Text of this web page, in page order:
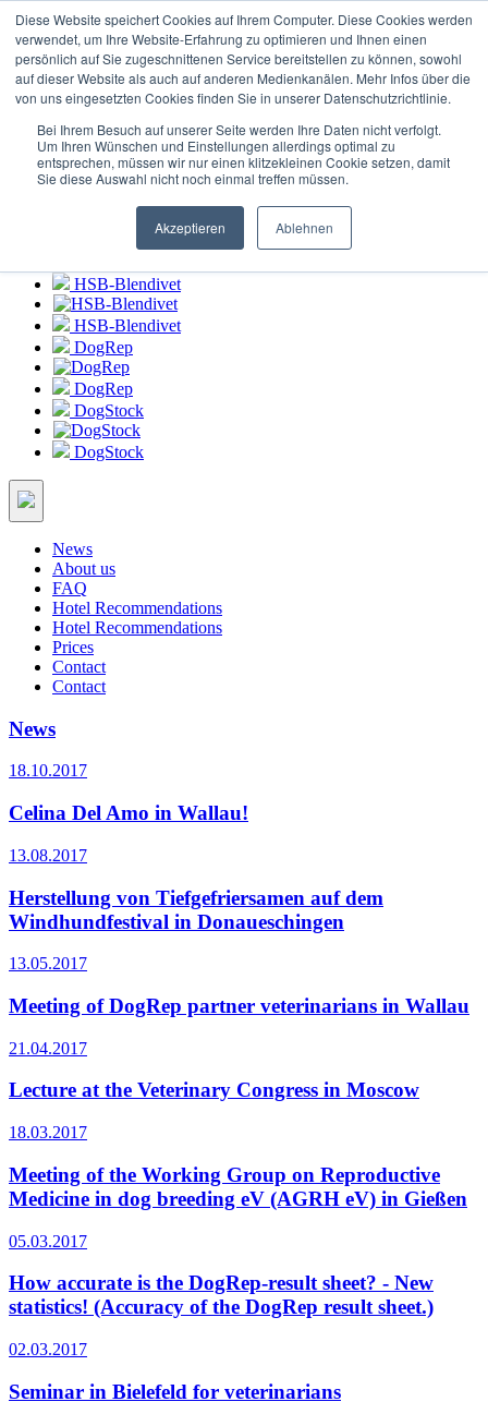
Diese Website speichert Cookies auf Ihrem Computer. Diese Cookies werden
verwendet, um Ihre Website-Erfahrung zu optimieren und Ihnen einen
persönlich auf Sie zugeschnittenen Service bereitstellen zu können, sowohl
auf dieser Website als auch auf anderen Medienkanälen. Mehr Infos über die
von uns eingesetzten Cookies finden Sie in unserer Datenschutzrichtlinie.
Bei Ihrem Besuch auf unserer Seite werden Ihre Daten nicht verfolgt.
Um Ihren Wünschen und Einstellungen allerdings optimal zu
entsprechen, müssen wir nur einen klitzekleinen Cookie setzen, damit
Sie diese Auswahl nicht noch einmal treffen müssen.
Akzeptieren Ablehnen
Login toHSB-Blendivet Portal
HSB-Blendivet
DogRep
DogRep
DogStock
DogStock
HSB-Blendivet
HSB-Blendivet
DogRep
DogRep
DogStock
DogStock
News
About us
FAQ
Hotel Recommendations
Hotel Recommendations
Prices
Contact
Contact
News
18.10.2017
Celina Del Amo in Wallau!
13.08.2017
Herstellung von Tiefgefriersamen auf dem
Windhundfestival in Donaueschingen
13.05.2017
Meeting of DogRep partner veterinarians in Wallau
21.04.2017
Lecture at the Veterinary Congress in Moscow
18.03.2017
Meeting of the Working Group on Reproductive
Medicine in dog breeding eV (AGRH eV) in Gießen
05.03.2017
How accurate is the DogRep-result sheet? - New
statistics! (Accuracy of the DogRep result sheet.)
02.03.2017
Seminar in Bielefeld for veterinarians